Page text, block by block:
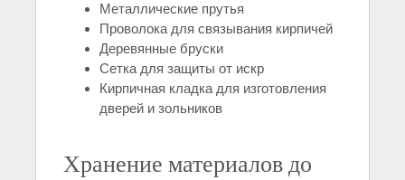
Металлические прутья
Проволока для связывания кирпичей
Деревянные бруски
Сетка для защиты от искр
Кирпичная кладка для изготовления
дверей и зольников
Хранение материалов до